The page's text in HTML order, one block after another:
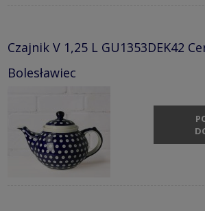
Czajnik V 1,25 L GU1353DEK42
Bolesławiec